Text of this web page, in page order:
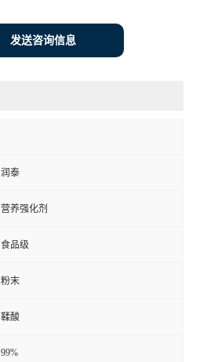
发送咨询信息
润泰
营养强化剂
食品级
粉末
鞣酸
99%